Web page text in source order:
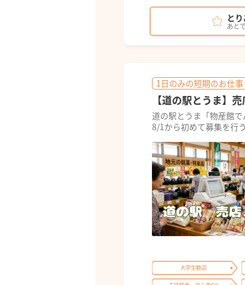
と
あと
1日のみの短期のお仕事
【道の駅とうま】
道の駅とうま「物産館
8/1から初めて募集を行
大学生歓迎